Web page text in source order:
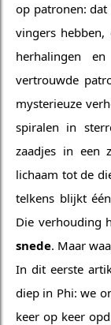
op patronen:
vingers
herhalingen
vertrouwde
mysterieuze
spiralen in
zaadjes in een
lichaam tot de
telkens blijkt
Die verhouding
snede. Maar
In dit eerste
diep in Phi: we
keer op keer